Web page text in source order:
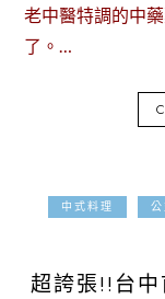
老中醫特調的中
了。…
中式料理
超誇張!!台